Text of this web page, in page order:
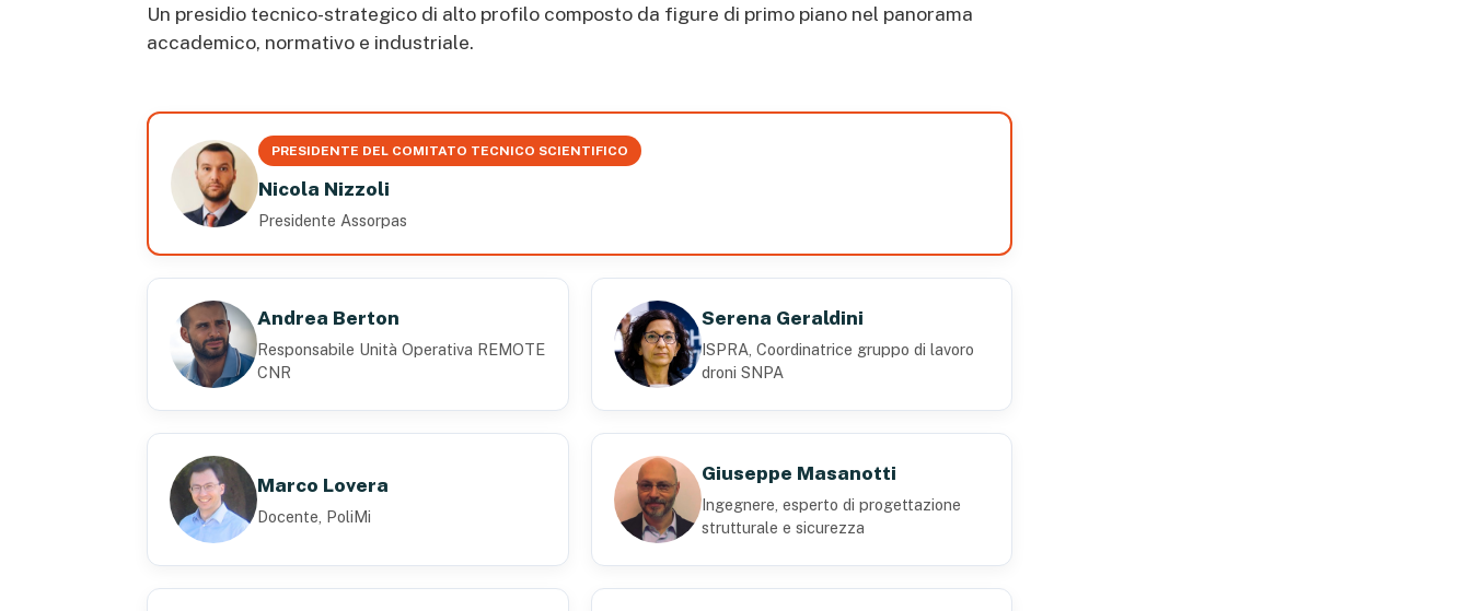
Un presidio tecnico-strategico di alto profilo composto da figure di primo piano nel panorama
accademico, normativo e industriale.
PRESIDENTE DEL COMITATO TECNICO SCIENTIFICO
Nicola Nizzoli
Presidente Assorpas
Andrea Berton
Responsabile Unità Operativa REMOTE
CNR
Serena Geraldini
ISPRA, Coordinatrice gruppo di lavoro
droni SNPA
Marco Lovera
Docente, PoliMi
Giuseppe Masanotti
Ingegnere, esperto di progettazione
strutturale e sicurezza